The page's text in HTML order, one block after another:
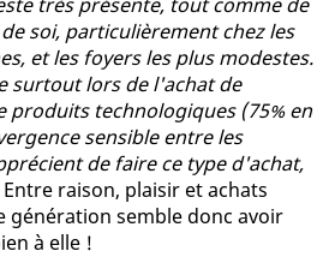
soi, particulièrement chez les
et les foyers les plus modestes.
surtout lors de l'achat de
produits technologiques (75% en
sensible entre les
de faire ce type d'achat,
Entre raison, plaisir et achats
génération semble donc avoir
à elle !